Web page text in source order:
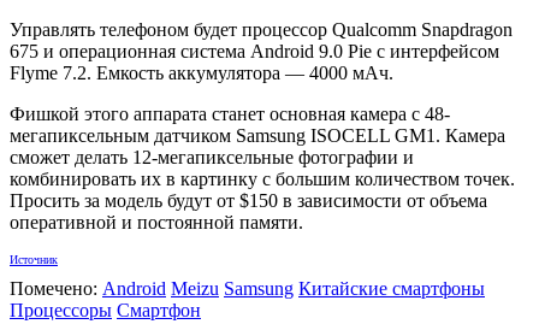
Управлять телефоном будет процессор Qualcomm Snapdragon
675 и операционная система Android 9.0 Pie с интерфейсом
Flyme 7.2. Емкость аккумулятора — 4000 мАч.
Фишкой этого аппарата станет основная камера с 48-
мегапиксельным датчиком Samsung ISOCELL GM1. Камера
сможет делать 12-мегапиксельные фотографии и
комбинировать их в картинку с большим количеством точек.
Просить за модель будут от $150 в зависимости от объема
оперативной и постоянной памяти.
Источник
Помечено: Android Meizu Samsung Китайские смартфоны
Процессоры Смартфон